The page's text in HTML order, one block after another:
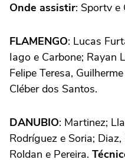
Onde assistir: Sportv e
FLAMENGO: Lucas
Iago e Carbone; Rayan
Felipe Teresa,
Cléber dos Santos.
DANUBIO: Martinez;
Rodríguez e Soria;
Roldan e Pereira.